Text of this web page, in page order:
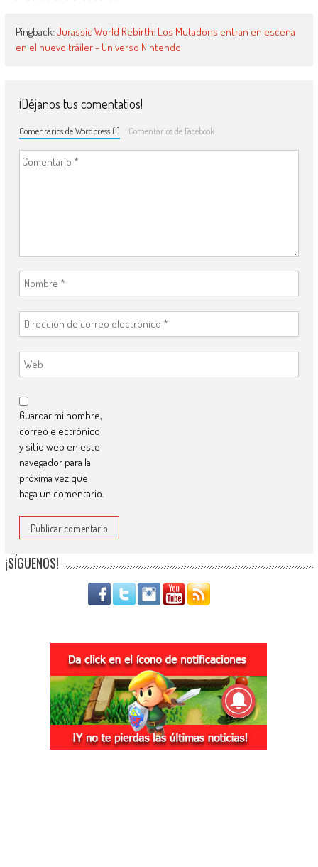
Pingback: Jurassic World Rebirth: Los Mutadons entran en escena
en el nuevo tráiler - Universo Nintendo
¡Déjanos tus comentatios!
Comentarios de Wordpress (1) Comentarios de Facebook
Guardar mi nombre,
correo electrónico
y sitio web en este
navegador para la
próxima vez que
haga un comentario.
¡SÍGUENOS!